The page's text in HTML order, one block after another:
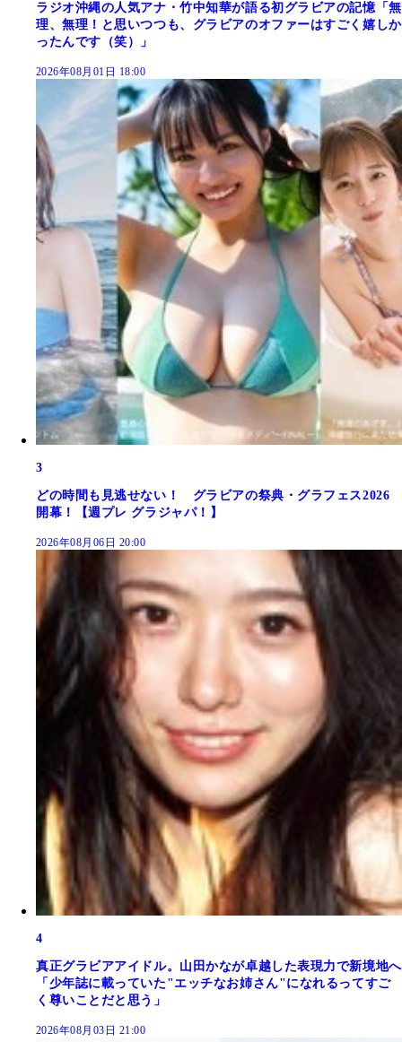
ラジオ沖縄の人気アナ・竹中知華が語る初グラビアの記憶「無
理、無理！と思いつつも、グラビアのオファーはすごく嬉しか
ったんです（笑）」
2026年08月01日 18:00
3
どの時間も見逃せない！ グラビアの祭典・グラフェス2026
開幕！【週プレ グラジャパ！】
2026年08月06日 20:00
4
真正グラビアアイドル。山田かなが卓越した表現力で新境地へ
「少年誌に載っていた"エッチなお姉さん"になれるってすご
く尊いことだと思う」
2026年08月03日 21:00